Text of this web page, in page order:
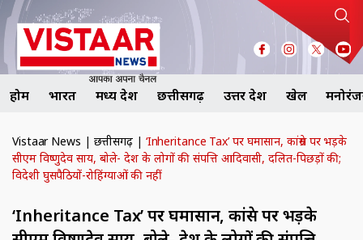
होम भारत मध्य प्रदेश छत्तीसगढ़ उत्तर प्रदेश खेल
Vistaar News | छत्तीसगढ़ | ‘Inheritance Tax’ पर घमासान, कांग्रेस पर भड़के
सीएम विष्णुदेव साय, बोले- देश के लोगों की संपत्ति आदिवासी, दलित-पिछड़ों की;
विदेशी घुसपैठियों-रोहिंग्याओं की नहीं
‘Inheritance Tax’ पर घमासान, कांग्रेस पर भड़के